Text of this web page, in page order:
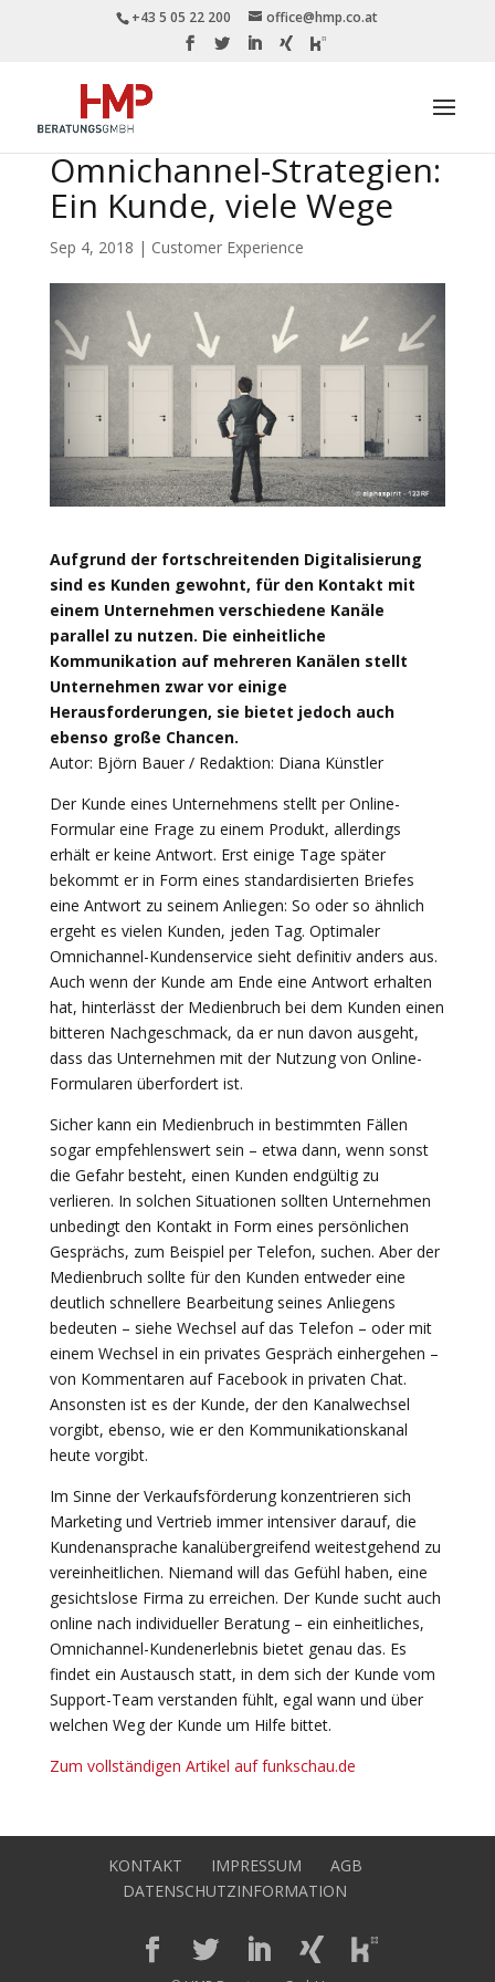
+43 5 05 22 200 office@hmp.co.at
Omnichannel-Strategien:
Ein Kunde, viele Wege
Sep 4, 2018 | Customer Experience
Aufgrund der fortschreitenden Digitalisierung
sind es Kunden gewohnt, für den Kontakt mit
einem Unternehmen verschiedene Kanäle
parallel zu nutzen. Die einheitliche
Kommunikation auf mehreren Kanälen stellt
Unternehmen zwar vor einige
Herausforderungen, sie bietet jedoch auch
ebenso große Chancen.
Autor: Björn Bauer / Redaktion: Diana Künstler
Der Kunde eines Unternehmens stellt per Online-
Formular eine Frage zu einem Produkt, allerdings
erhält er keine Antwort. Erst einige Tage später
bekommt er in Form eines standardisierten Briefes
eine Antwort zu seinem Anliegen: So oder so ähnlich
ergeht es vielen Kunden, jeden Tag. Optimaler
Omnichannel-Kundenservice sieht definitiv anders aus.
Auch wenn der Kunde am Ende eine Antwort erhalten
hat, hinterlässt der Medienbruch bei dem Kunden einen
bitteren Nachgeschmack, da er nun davon ausgeht,
dass das Unternehmen mit der Nutzung von Online-
Formularen überfordert ist.
Sicher kann ein Medienbruch in bestimmten Fällen
sogar empfehlenswert sein – etwa dann, wenn sonst
die Gefahr besteht, einen Kunden endgültig zu
verlieren. In solchen Situationen sollten Unternehmen
unbedingt den Kontakt in Form eines persönlichen
Gesprächs, zum Beispiel per Telefon, suchen. Aber der
Medienbruch sollte für den Kunden entweder eine
deutlich schnellere Bearbeitung seines Anliegens
bedeuten – siehe Wechsel auf das Telefon – oder mit
einem Wechsel in ein privates Gespräch einhergehen –
von Kommentaren auf Facebook in privaten Chat.
Ansonsten ist es der Kunde, der den Kanalwechsel
vorgibt, ebenso, wie er den Kommunikationskanal
heute vorgibt.
Im Sinne der Verkaufsförderung konzentrieren sich
Marketing und Vertrieb immer intensiver darauf, die
Kundenansprache kanalübergreifend weitestgehend zu
vereinheitlichen. Niemand will das Gefühl haben, eine
gesichtslose Firma zu erreichen. Der Kunde sucht auch
online nach individueller Beratung – ein einheitliches,
Omnichannel-Kundenerlebnis bietet genau das. Es
findet ein Austausch statt, in dem sich der Kunde vom
Support-Team verstanden fühlt, egal wann und über
welchen Weg der Kunde um Hilfe bittet.
Zum vollständigen Artikel auf funkschau.de
KONTAKT IMPRESSUM
AGB
DATENSCHUTZINFORMATION